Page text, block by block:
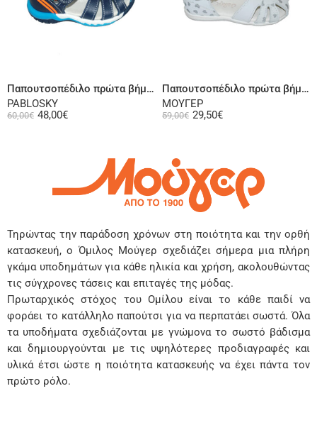
Παπουτσοπέδιλο πρώτα βήματα δερμάτινο σε μπλε
PABLOSKY
60,00€ 48,00€
Παπουτσοπέδιλο πρώτα βήματα ψηλή φτέρνα σε δερμάτινο λευκό ή σαμουά δερμάτινο ροζ
ΜΟΥΓΕΡ
59,00€ 29,50€
Τηρώντας την παράδοση χρόνων στη ποιότητα και την ορθή
κατασκευή, ο Όμιλος Μούγερ σχεδιάζει σήμερα μια πλήρη
γκάμα υποδημάτων για κάθε ηλικία και χρήση, ακολουθώντας
τις σύγχρονες τάσεις και επιταγές της μόδας.
Πρωταρχικός στόχος του Ομίλου είναι το κάθε παιδί να
φοράει το κατάλληλο παπούτσι για να περπατάει σωστά. Όλα
τα υποδήματα σχεδιάζονται με γνώμονα το σωστό βάδισμα
και δημιουργούνται με τις υψηλότερες προδιαγραφές και
υλικά έτσι ώστε η ποιότητα κατασκευής να έχει πάντα τον
πρώτο ρόλο.